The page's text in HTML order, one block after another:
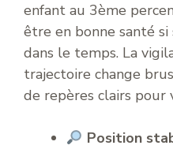
enfant au 3ème
être en bonne santé
dans le temps. La
trajectoire change
de repères clairs pour
Position